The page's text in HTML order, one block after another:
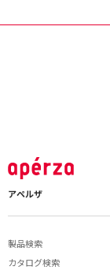
アペルザ
製品検索
カタログ検索